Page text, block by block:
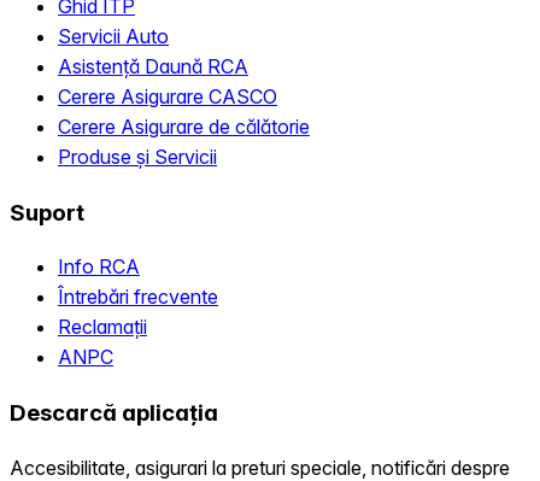
Ghid ITP
Servicii Auto
Asistență Daună RCA
Cerere Asigurare CASCO
Cerere Asigurare de călătorie
Produse și Servicii
Suport
Info RCA
Întrebări frecvente
Reclamații
ANPC
Descarcă aplicația
Accesibilitate, asigurari la preturi speciale, notificări despre